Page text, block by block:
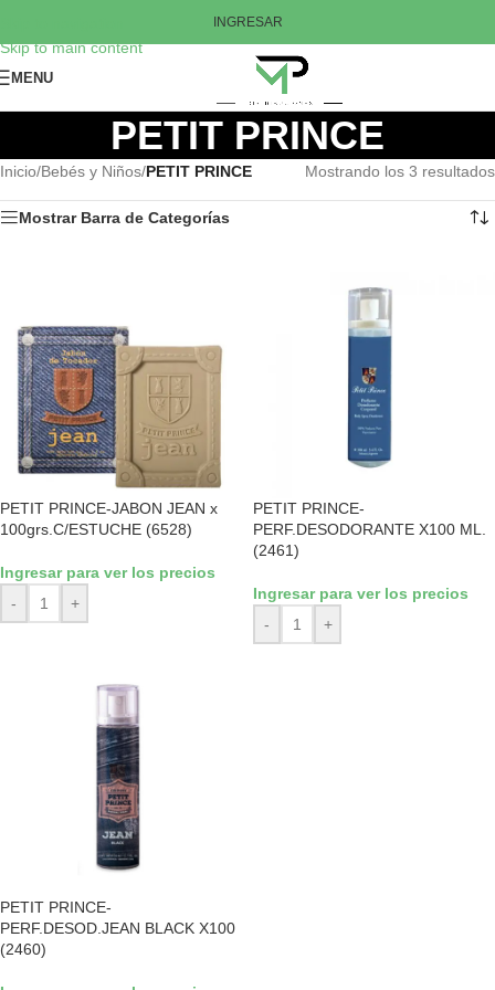
Skip to main content
INGRESAR
MENU
PETIT PRINCE
Inicio/Bebés y Niños/PETIT PRINCE Mostrando los 3 resultados
Mostrar Barra de Categorías
PETIT PRINCE-JABON JEAN x
100grs.C/ESTUCHE (6528)
Ingresar para ver los precios
-
+
PETIT PRINCE-
PERF.DESODORANTE X100 ML.
(2461)
Ingresar para ver los precios
-
+
PETIT PRINCE-
PERF.DESOD.JEAN BLACK X100
(2460)